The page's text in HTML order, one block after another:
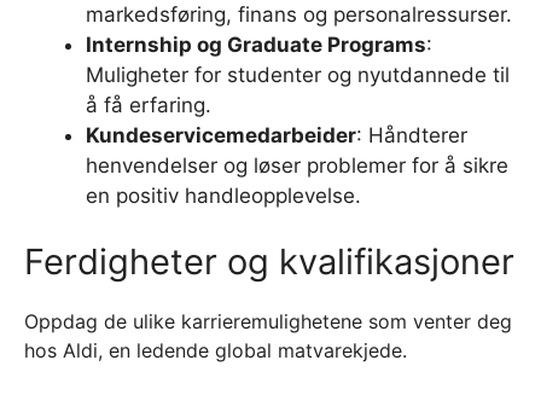
markedsføring, finans og personalressurser.
Internship og Graduate Programs:
Muligheter for studenter og nyutdannede til
å få erfaring.
Kundeservicemedarbeider: Håndterer
henvendelser og løser problemer for å sikre
en positiv handleopplevelse.
Ferdigheter og kvalifikasjoner
Oppdag de ulike karrieremulighetene som venter deg
hos Aldi, en ledende global matvarekjede.